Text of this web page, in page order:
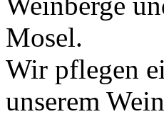
Mosel.
Wir pflegen
unserem